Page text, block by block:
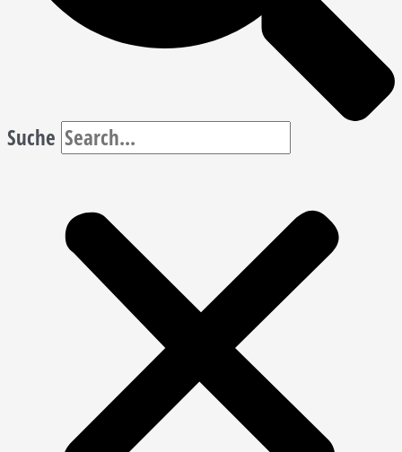
Suche